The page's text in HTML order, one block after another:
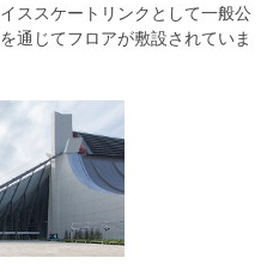
ススケートリンクとして一般公
通じてフロアが敷設されていま